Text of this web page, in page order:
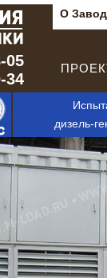
О
05
34
дизель-